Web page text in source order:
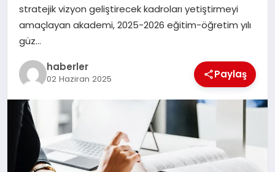
stratejik vizyon geliştirecek kadroları yetiştirmeyi
amaçlayan akademi, 2025-2026 eğitim-öğretim yılı
güz…
haberler
02 Haziran 2025 Paylaş